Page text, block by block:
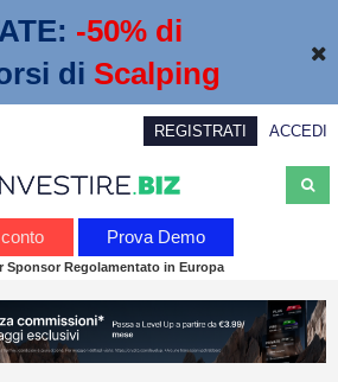
-50% di
di Scalping
REGISTRATI ACCEDI
Prova Demo
Sponsor Regolamentato in Europa